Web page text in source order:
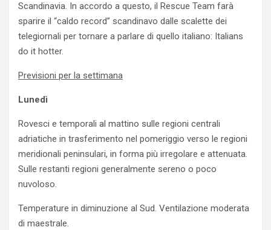
Scandinavia. In accordo a questo, il Rescue Team farà
sparire il “caldo record” scandinavo dalle scalette dei
telegiornali per tornare a parlare di quello italiano: Italians
do it hotter.
Previsioni per la settimana
Lunedì
Rovesci e temporali al mattino sulle regioni centrali
adriatiche in trasferimento nel pomeriggio verso le regioni
meridionali peninsulari, in forma più irregolare e attenuata.
Sulle restanti regioni generalmente sereno o poco
nuvoloso.
Temperature in diminuzione al Sud. Ventilazione moderata
di maestrale.